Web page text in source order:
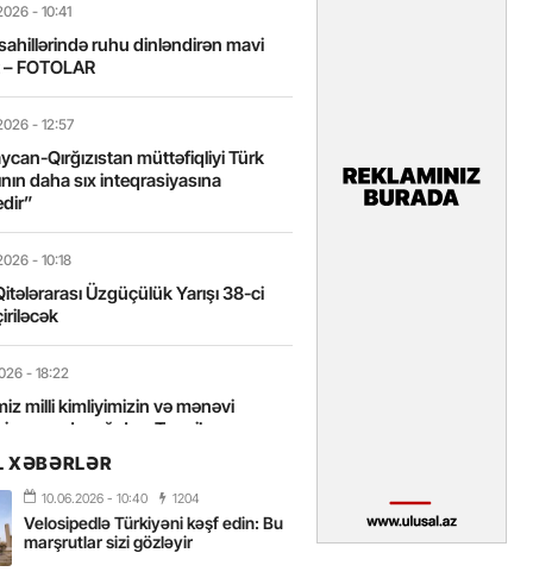
- 10:41
ruhu dinləndirən mavi
FOTOLAR
- 12:57
Qırğızıstan müttəfiqliyi Türk
daha sıx inteqrasiyasına
- 10:18
Üzgüçülük Yarışı 38-ci
- 18:22
milli kimliyimizin və mənəvi
əsas dayağıdır – Tənzilə
- 16:58
yalnız böyük liderlər dəyişir
XƏBƏRLƏR
10.06.2026 - 10:40 1204
Velosipedlə Türkiyəni kəşf edin: Bu
marşrutlar sizi gözləyir